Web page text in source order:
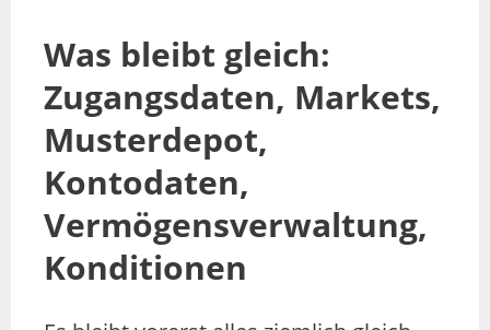
Was bleibt gleich:
Zugangsdaten, Markets,
Musterdepot,
Kontodaten,
Vermögensverwaltung,
Konditionen